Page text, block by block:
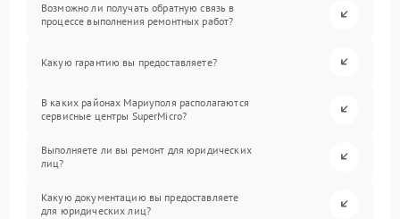
Возможно ли получать обратную связь в
процессе выполнения ремонтных работ?
Какую гарантию вы предоставляете?
В каких районах Мариуполя располагаются
сервисные центры SuperMicro?
Выполняете ли вы ремонт для юридических
лиц?
Какую документацию вы предоставляете
для юридических лиц?